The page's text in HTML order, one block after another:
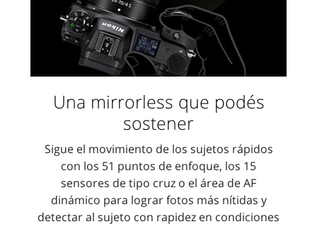
Una mirrorless que podés
sostener
Sigue el movimiento de los sujetos rápidos
con los 51 puntos de enfoque, los 15
sensores de tipo cruz o el área de AF
dinámico para lograr fotos más nítidas y
detectar al sujeto con rapidez en condiciones